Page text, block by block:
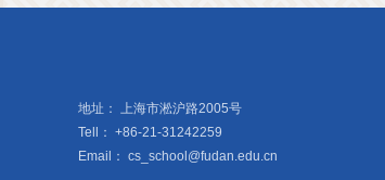
地址：
上海市淞沪路2005号
Tell： +86-21-31242259
Email： cs_school@fudan.edu.cn